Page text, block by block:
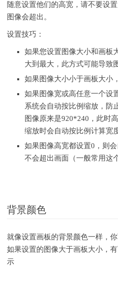
随意设置他们的高宽，请不要设
图像会超出。
设置技巧：
如果您设置图像大小和画板
大到最大，此方式可能导致
如果图像大小小于画板大小
如果图像宽或高任意一个设
系统会自动按比例缩放，防
图像原来是920*240，此时
缩放时会自动按比例计算宽
如果图像高宽都设置0，则
不会超出画面（一般常用这
背景颜色
就像设置画板的背景颜色一样，
如果设置的图像大于画板大小，
示